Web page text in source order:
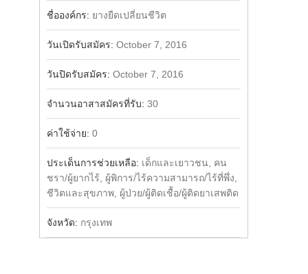
Facebook
ชื่อองค์กร: ยางยืดเปลี่ยนชีวิต
วันเปิดรับสมัคร: October 7, 2016
วันปิดรับสมัคร: October 7, 2016
จำนวนอาสาสมัครที่รับ: 30
ค่าใช้จ่าย: 0
ประเด็นการช่วยเหลือ: เด็กและเยาวชน, คน
ชรา/ผู้ยากไร้, ผู้พิการ/ไร้ความสามารถ/ไร้ที่พึ่ง,
ชีวิตและสุขภาพ, ผู้ป่วย/ผู้ติดเชื้อ/ผู้ติดยาเสพติด
จังหวัด: กรุงเทพ